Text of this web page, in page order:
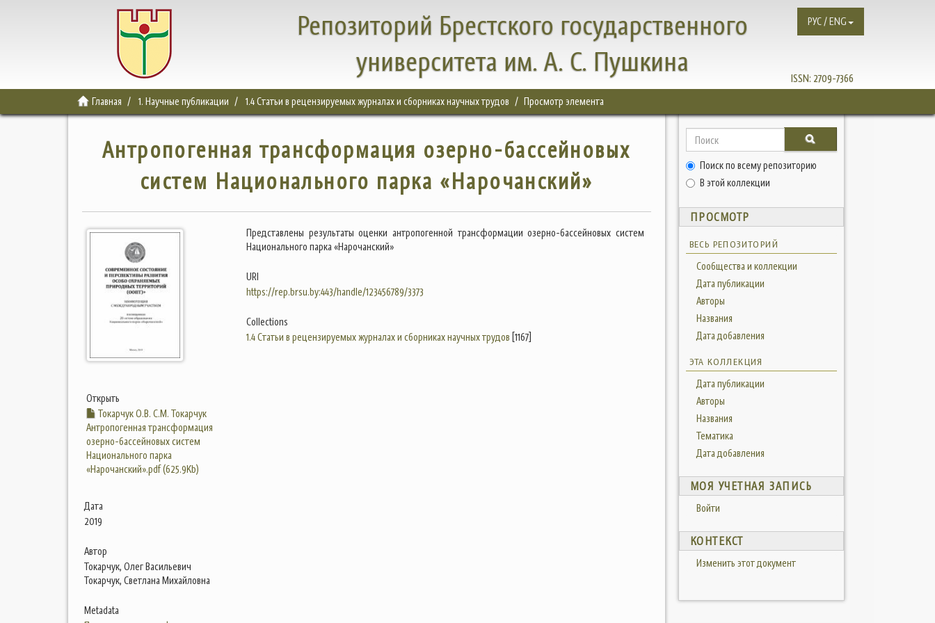
Репозиторий Брестского государственного
университета им. А. С. Пушкина
ISSN: 2709-7366
РУС / ENG
Главная 1. Научные публикации 1.4 Статьи в рецензируемых журналах и сборниках научных трудов Просмотр элемента
Антропогенная трансформация озерно-бассейновых
систем Национального парка «Нарочанский»
Открыть
Токарчук О.В. С.М. Токарчук
Антропогенная трансформация
озерно-бассейновых систем
Национального парка
«Нарочанский».pdf (625.9Kb)
Дата
2019
Автор
Токарчук, Олег Васильевич
Токарчук, Светлана Михайловна
Metadata
Представлены результаты оценки антропогенной трансформации озерно-бассейновых систем
Национального парка «Нарочанский»
URI
https://rep.brsu.by:443/handle/123456789/3373
Collections
1.4 Статьи в рецензируемых журналах и сборниках научных трудов [1167]
Поиск по всему репозиторию
В этой коллекции
ПРОСМОТР
ВЕСЬ РЕПОЗИТОРИЙ
Сообщества и коллекции
Дата публикации
Авторы
Названия
Дата добавления
ЭТА КОЛЛЕКЦИЯ
Дата публикации
Авторы
Названия
Тематика
Дата добавления
МОЯ УЧЕТНАЯ ЗАПИСЬ
Войти
КОНТЕКСТ
Изменить этот документ